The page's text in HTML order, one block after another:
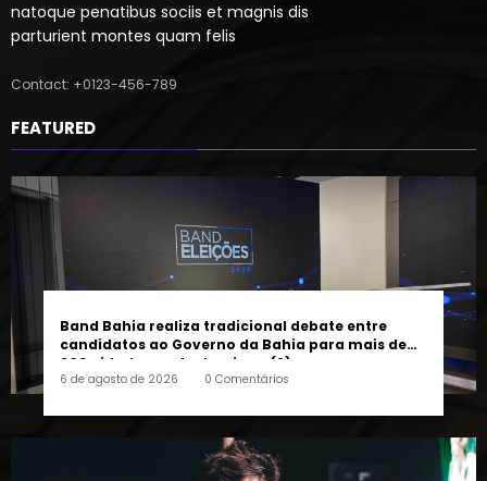
natoque penatibus sociis et magnis dis
parturient montes quam felis
Contact: +0123-456-789
FEATURED
Band Bahia realiza tradicional debate entre
candidatos ao Governo da Bahia para mais de
300 cidades neste domingo (9)
6 de agosto de 2026 0 Comentários